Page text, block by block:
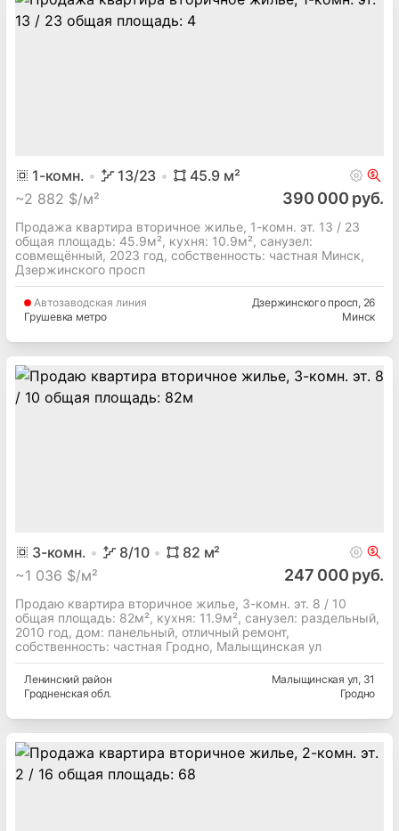
1-комн. 13/23 45.9 м²
~2 882 $/м² 390 000 руб.
Продажа квартира вторичное жилье, 1-комн. эт. 13 / 23
общая площадь: 45.9м², кухня: 10.9м², cанузел:
совмещённый, 2023 год, собственность: частная Минск,
Дзержинского просп
Автозаводская линия
Грушевка метро
Дзержинского просп, 26
Минск
3-комн. 8/10 82 м²
~1 036 $/м² 247 000 руб.
Продаю квартира вторичное жилье, 3-комн. эт. 8 / 10
общая площадь: 82м², кухня: 11.9м², cанузел: раздельный,
2010 год, дом: панельный, отличный ремонт,
собственность: частная Гродно, Малыщинская ул
Ленинскийрайон
Гродненская обл.
Малыщинская ул, 31
Гродно